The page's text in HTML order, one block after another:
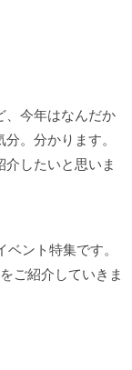
、今年はなんだか
。分かります。
したいと思いま
ント特集です。
ご紹介していきま